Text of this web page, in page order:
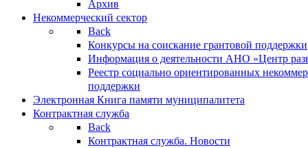
Архив
Некоммерческий сектор
Back
Конкурсы на соискание грантовой поддержки
Информация о деятельности АНО «Центр
Реестр социально ориентированных
поддержки
Электронная Книга памяти муниципалитета
Контрактная служба
Back
Контрактная служба. Новости